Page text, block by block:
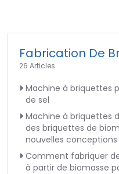
Fabrication De
26 Articles
Machine à briquettes
de sel
Machine à briquettes
des briquettes de
nouvelles conceptions
Comment fabriquer
à partir de biomasse